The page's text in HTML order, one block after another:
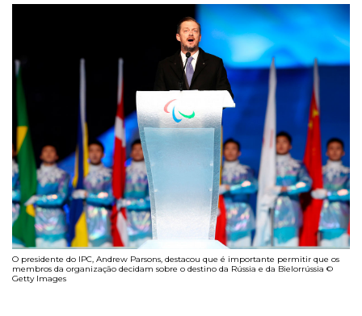
O presidente do IPC, Andrew Parsons, destacou que é importante permitir que os
membros da organização decidam sobre o destino da Rússia e da Bielorrússia ©
Getty Images